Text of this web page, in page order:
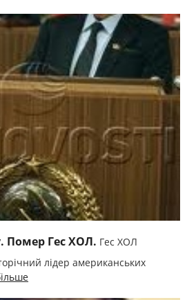
Помер Гес ХОЛ. Гес ХОЛ
лідер американських